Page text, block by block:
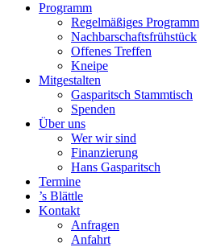
Programm
Regelmäßiges Programm
Nachbarschaftsfrühstück
Offenes Treffen
Kneipe
Mitgestalten
Gasparitsch Stammtisch
Spenden
Über uns
Wer wir sind
Finanzierung
Hans Gasparitsch
Termine
’s Blättle
Kontakt
Anfragen
Anfahrt